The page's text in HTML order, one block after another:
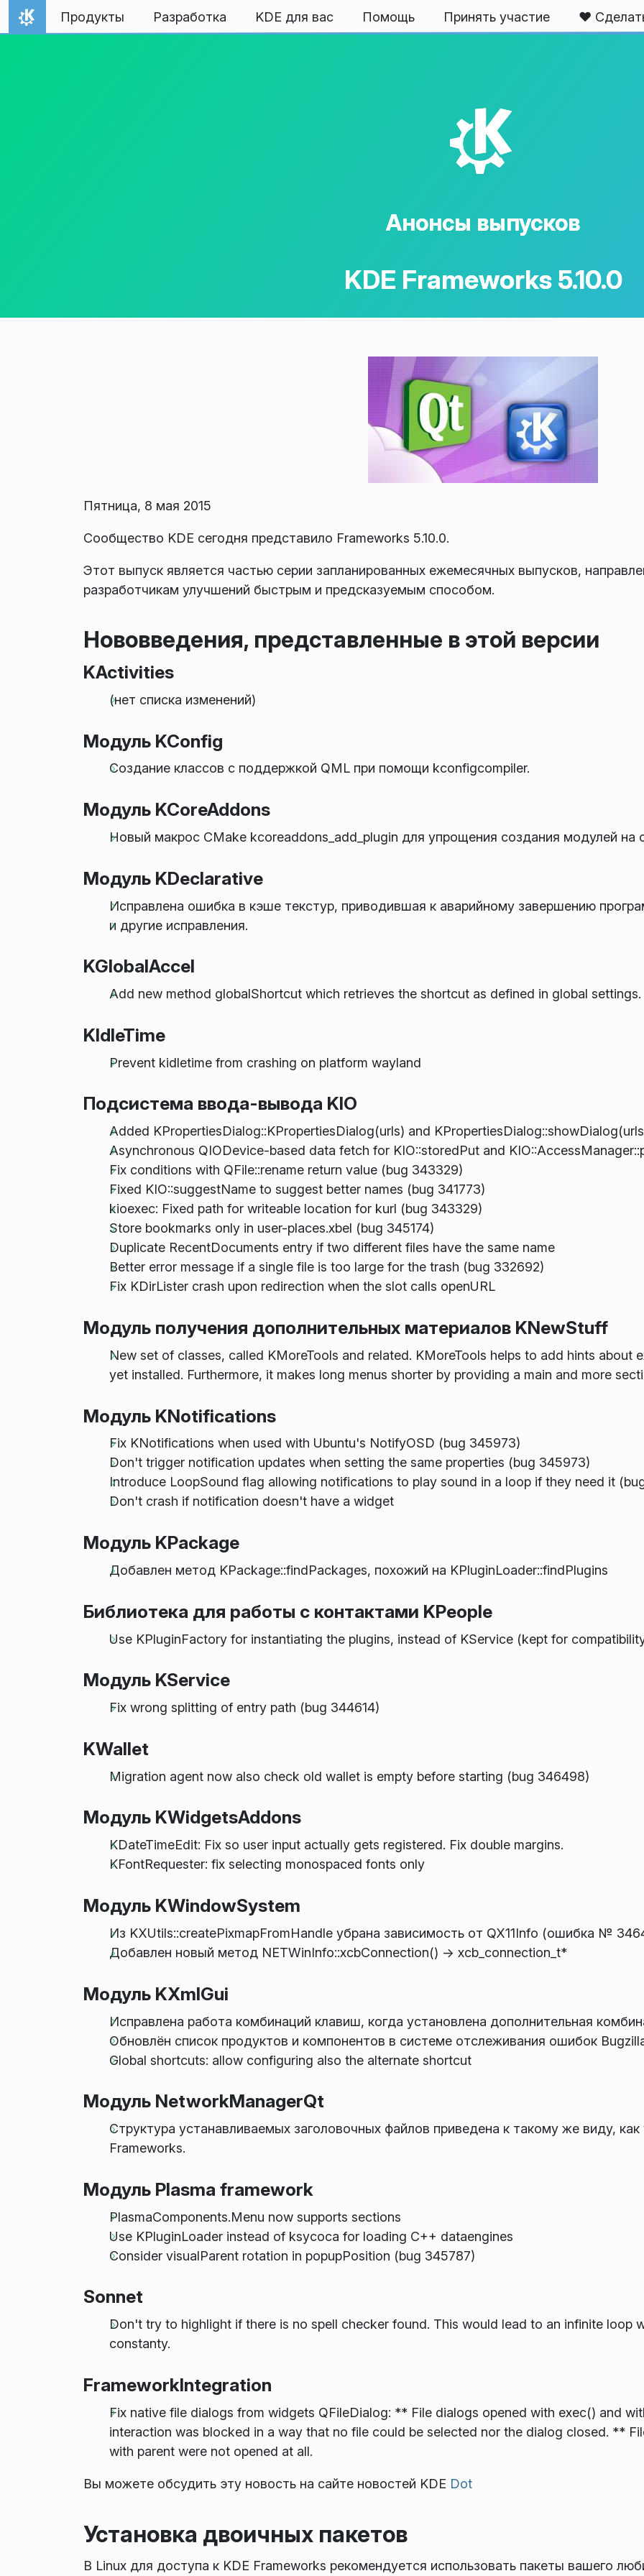
Перейти к содержимому
На главную
Продукты Разработка KDE для вас Помощь Принять участие ❤️
K
Анонсы выпусков
KDE Frameworks 5.10.0
Пятница, 8 мая 2015
Сообщество KDE сегодня представило Frameworks 5.10.0.
Этот выпуск является частью серии запланированных ежемесячных выпусков,
разработчикам улучшений быстрым и предсказуемым способом.
Нововведения, представленные в этой версии
KActivities
(нет списка изменений)
Модуль KConfig
Создание классов с поддержкой QML при помощи kconfigcompiler.
Модуль KCoreAddons
Новый макрос CMake kcoreaddons_add_plugin для упрощения создания модулей на
Модуль KDeclarative
Исправлена ошибка в кэше текстур, приводившая к аварийному завершению
и другие исправления.
KGlobalAccel
Add new method globalShortcut which retrieves the shortcut as defined in global settings.
KIdleTime
Prevent kidletime from crashing on platform wayland
Подсистема ввода-вывода KIO
Added KPropertiesDialog::KPropertiesDialog(urls) and
Asynchronous QIODevice-based data fetch for KIO::storedPut and
Fix conditions with QFile::rename return value (bug 343329)
Fixed KIO::suggestName to suggest better names (bug 341773)
kioexec: Fixed path for writeable location for kurl (bug 343329)
Store bookmarks only in user-places.xbel (bug 345174)
Duplicate RecentDocuments entry if two different files have the same name
Better error message if a single file is too large for the trash (bug 332692)
Fix KDirLister crash upon redirection when the slot calls openURL
Модуль получения дополнительных материалов KNewStuff
New set of classes, called KMoreTools and related. KMoreTools helps to add hints about
yet installed. Furthermore, it makes long menus shorter by providing a main and more
Модуль KNotifications
Fix KNotifications when used with Ubuntu's NotifyOSD (bug 345973)
Don't trigger notification updates when setting the same properties (bug 345973)
Introduce LoopSound flag allowing notifications to play sound in a loop if they need it
Don't crash if notification doesn't have a widget
Модуль KPackage
Добавлен метод KPackage::findPackages, похожий на KPluginLoader::findPlugins
Библиотека для работы с контактами KPeople
Use KPluginFactory for instantiating the plugins, instead of KService (kept for
Модуль KService
Fix wrong splitting of entry path (bug 344614)
KWallet
Migration agent now also check old wallet is empty before starting (bug 346498)
Модуль KWidgetsAddons
KDateTimeEdit: Fix so user input actually gets registered. Fix double margins.
KFontRequester: fix selecting monospaced fonts only
Модуль KWindowSystem
Из KXUtils::createPixmapFromHandle убрана зависимость от QX11Info (ошибка №
Добавлен новый метод NETWinInfo::xcbConnection() -> xcb_connection_t*
Модуль KXmlGui
Исправлена работа комбинаций клавиш, когда установлена дополнительная
Обновлён список продуктов и компонентов в системе отслеживания ошибок
Global shortcuts: allow configuring also the alternate shortcut
Модуль NetworkManagerQt
Структура устанавливаемых заголовочных файлов приведена к такому же виду,
Frameworks.
Модуль Plasma framework
PlasmaComponents.Menu now supports sections
Use KPluginLoader instead of ksycoca for loading C++ dataengines
Consider visualParent rotation in popupPosition (bug 345787)
Sonnet
Don't try to highlight if there is no spell checker found. This would lead to an infinite loop
constanty.
FrameworkIntegration
Fix native file dialogs from widgets QFileDialog: ** File dialogs opened with exec() and
interaction was blocked in a way that no file could be selected nor the dialog closed. **
with parent were not opened at all.
Вы можете обсудить эту новость на сайте новостей KDE Dot
Установка двоичных пакетов
В Linux для доступа к KDE Frameworks рекомендуется использовать пакеты вашего